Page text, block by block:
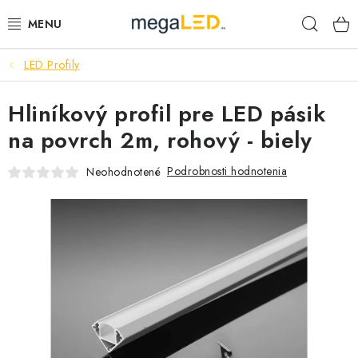
na
PRIEMYSEL
SVIETIDLÁ
ŽIAROVKY A TRUBICE
SAMSUNG SVIETIDLÁ
LED Profily
Hliníkový profil pre LED pásik
na povrch 2m, rohový - biely
Neohodnotené Podrobnosti hodnotenia